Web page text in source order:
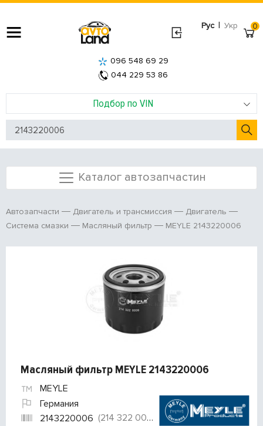
Рус | Укр
Подбор по VIN
096 548 69 29
044 229 53 86
0
Каталог автозапчастин
Автозапчасти Двигатель и трансмиссия
Двигатель
Система смазки
Масляный фильтр MEYLE 2143220006
Масляный фильтр MEYLE 2143220006
MEYLE
Германия
2143220006 (214 322 0006)